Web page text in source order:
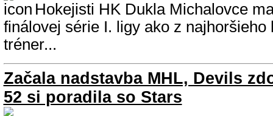
Hokejisti HK Dukla Michalovce
finálovej série I. ligy ako z najhoršieho
tréner...
Začala nadstavba MHL, Devils
52 si poradila so Stars